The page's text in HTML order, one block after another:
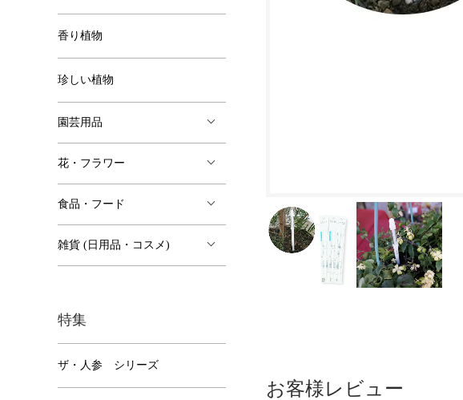
お客様レビュー
香り植物
珍しい植物
園芸用品
花・フラワー
食品・フード
雑貨 (日用品・コスメ)
特集
ザ・人参 シリーズ